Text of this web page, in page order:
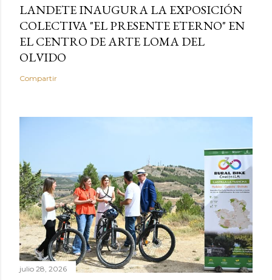
LANDETE INAUGURA LA EXPOSICIÓN
COLECTIVA "EL PRESENTE ETERNO" EN
EL CENTRO DE ARTE LOMA DEL
OLVIDO
Compartir
julio 28, 2026